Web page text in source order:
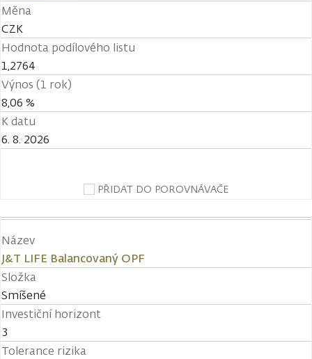
Měna
CZK
Hodnota podílového listu
1,2764
Výnos (1 rok)
8,06 %
K datu
6. 8. 2026
PŘIDAT DO POROVNÁVAČE
Název
J&T LIFE Balancovaný OPF
Složka
Smíšené
Investiční horizont
3
Tolerance rizika